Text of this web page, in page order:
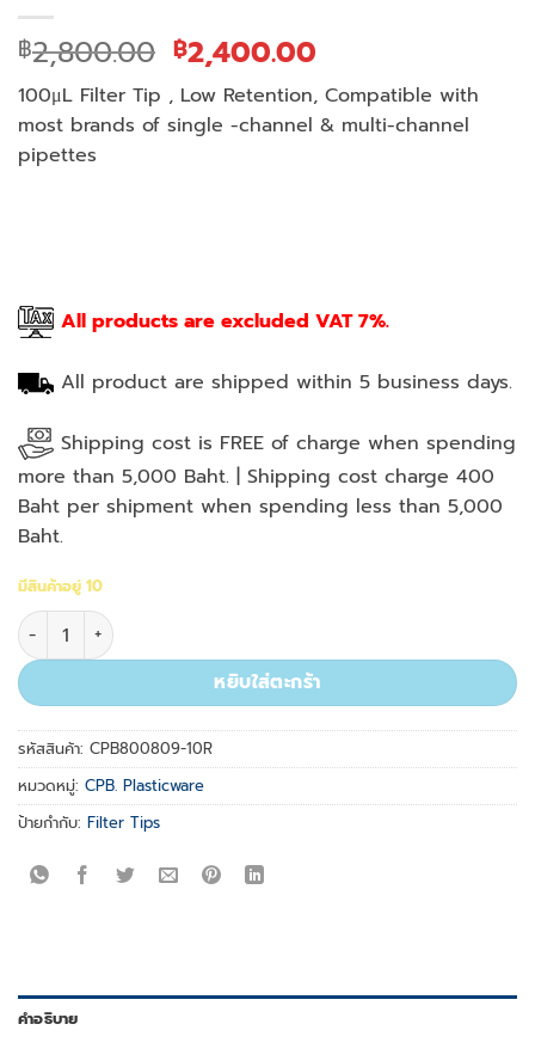
฿2,800.00 Original
price
was:
฿2,800.00.
฿2,400.00
price
is:
฿2,400.00.
100μL Filter Tip , Low Retention, Compatible with
most brands of single -channel & multi-channel
pipettes
All products are excluded VAT 7%.
All product are shipped within 5 business days.
Shipping cost is FREE of charge when spending
more than 5,000 Baht. | Shipping cost charge 400
Baht per shipment when spending less than 5,000
Baht.
มีสินค้าอยู่ 10
จำนวน 100ul, Racked, Filter, Low Retention, Clear, Sterile,
หยิบใส่ตะกร้า
รหัสสินค้า: CPB800809-10R
หมวดหมู่: CPB. Plasticware
ป้ายกำกับ: Filter Tips
คำอธิบาย